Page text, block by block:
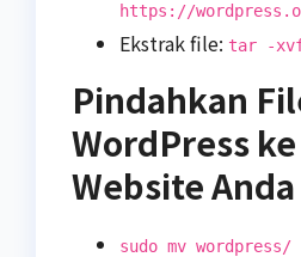
https://
Ekstrak file: tar -
Pindahkan
WordPress
Website Anda
sudo mv wordpress/